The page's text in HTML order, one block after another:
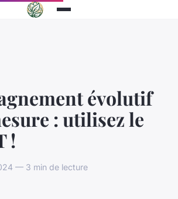
évolutif
: utilisez le
!
— 3 min de lecture